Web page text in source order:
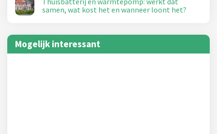
samen, wat kost het en wanneer loont het?
Mogelijk interessant